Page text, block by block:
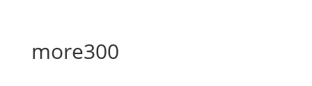
more300